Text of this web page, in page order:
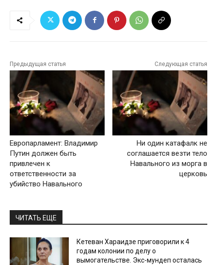
Предыдущая статья
Европарламент: Владимир
Путин должен быть
привлечен к
ответственности за
убийство Навального
Следующая статья
Ни один катафалк не
соглашается везти тело
Навального из морга в
церковь
ЧИТАТЬ ЕЩЕ
Кетеван Хараидзе приговорили к 4
годам колонии по делу о
вымогательстве. Экс-мундеп осталась